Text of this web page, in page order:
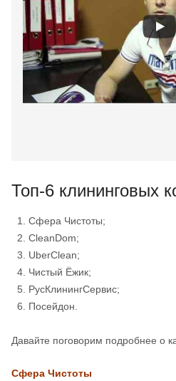
Топ-6 клининговых
Сфера Чистоты;
CleanDom;
UberClean;
Чистый Ёжик;
РусКлинингСервис;
Посейдон.
Давайте поговорим подробнее о
Сфера Чистоты